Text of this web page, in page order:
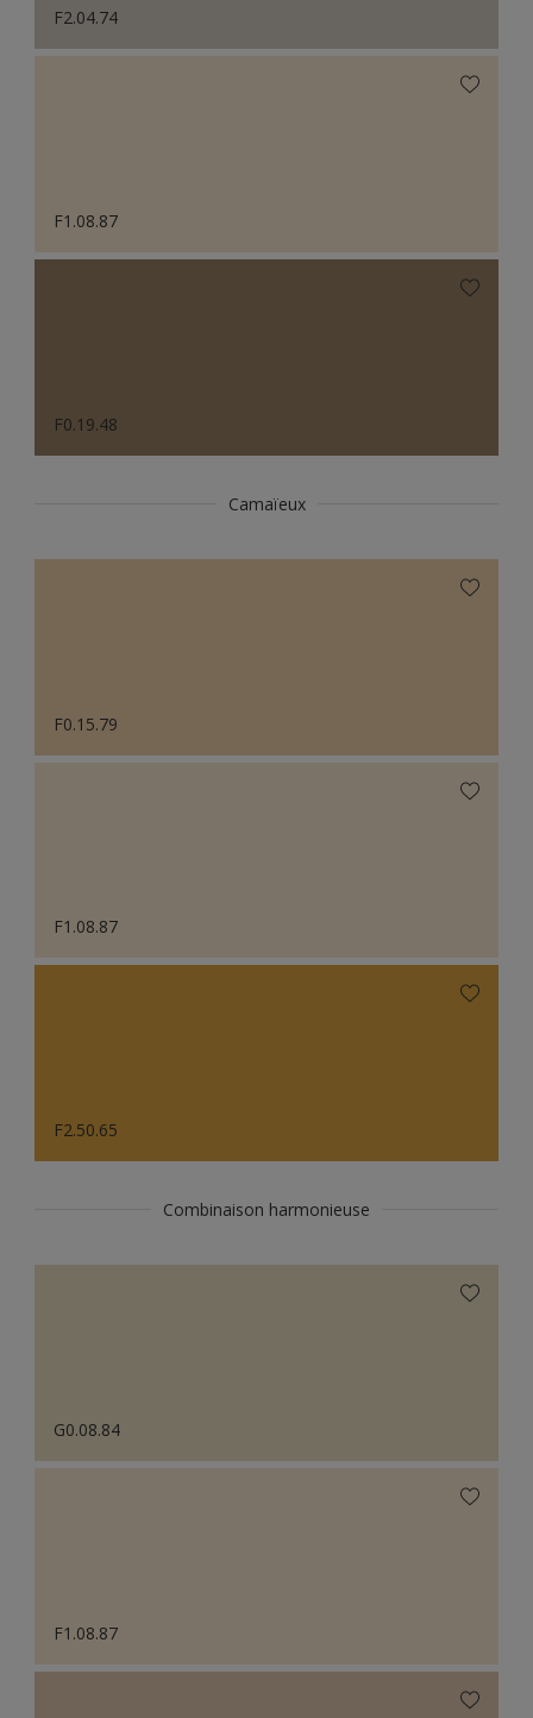
F2.04.74
F1.08.87
F0.19.48
Camaïeux
F0.15.79
F1.08.87
F2.50.65
Combinaison harmonieuse
G0.08.84
F1.08.87